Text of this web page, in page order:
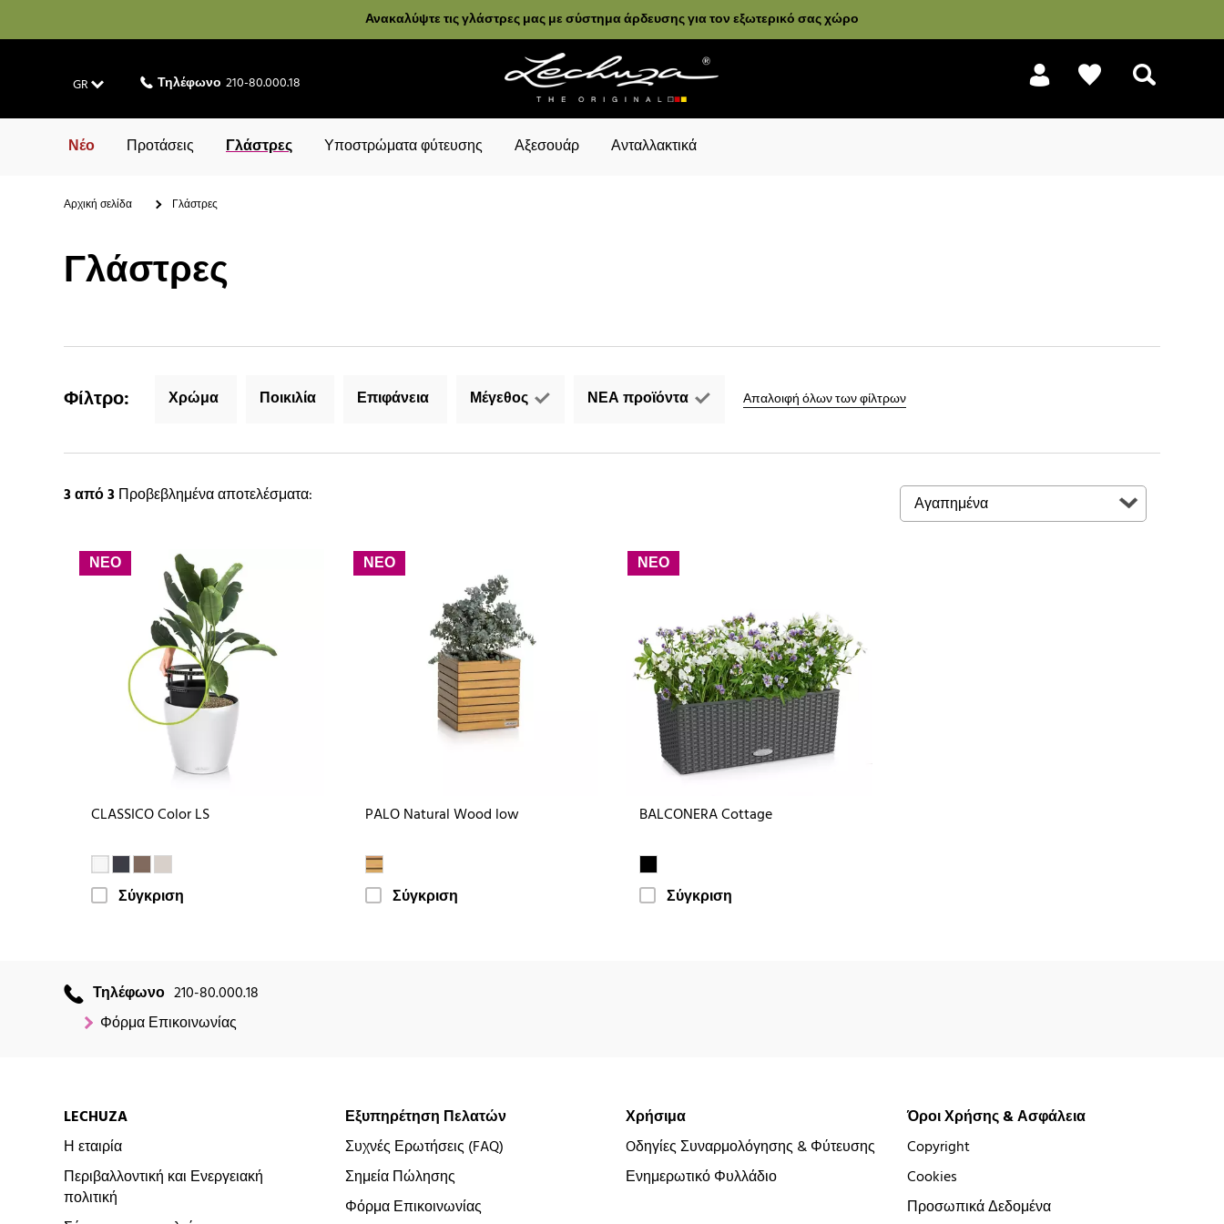
Ανακαλύψτε τις γλάστρες μας με σύστημα άρδευσης για τον εξωτερικό σας χώρο
GR Τηλέφωνο 210-80.000.18
Νέο Προτάσεις Γλάστρες Υποστρώματα φύτευσης Αξεσουάρ Ανταλλακτικά
Αρχική σελίδα Γλάστρες
Γλάστρες
Φίλτρο: Χρώμα Ποικιλία Επιφάνεια Μέγεθος ΝΕΑ προϊόντα Απαλοιφή όλων των φίλτρων
3από 3Προβεβλημένα αποτελέσματα:
ΝΕΟ
CLASSICO Color LS
Σύγκριση
ΝΕΟ
PALO Natural Wood low
Σύγκριση
ΝΕΟ
BALCONERA Cottage
Σύγκριση
Τηλέφωνο 210-80.000.18
Φόρμα Επικοινωνίας
LECHUZA
Η εταιρία
Περιβαλλοντική και Ενεργειακή
πολιτική
Εξυπηρέτηση Πελατών
Συχνές Ερωτήσεις (FAQ)
Σημεία Πώλησης
Φόρμα Επικοινωνίας
Χρήσιμα
Oδηγίες Συναρμολόγησης & Φύτευσης
Ενημερωτικό Φυλλάδιο
Όροι Χρήσης & Ασφάλεια
Copyright
Cookies
Προσωπικά Δεδομένα